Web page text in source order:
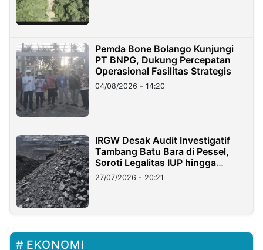
Pemda Bone Bolango Kunjungi
PT BNPG, Dukung Percepatan
Operasional Fasilitas Strategis
04/08/2026 - 14:20
IRGW Desak Audit Investigatif
Tambang Batu Bara di Pessel,
Soroti Legalitas IUP hingga
Stockpile
27/07/2026 - 20:21
EKONOMI